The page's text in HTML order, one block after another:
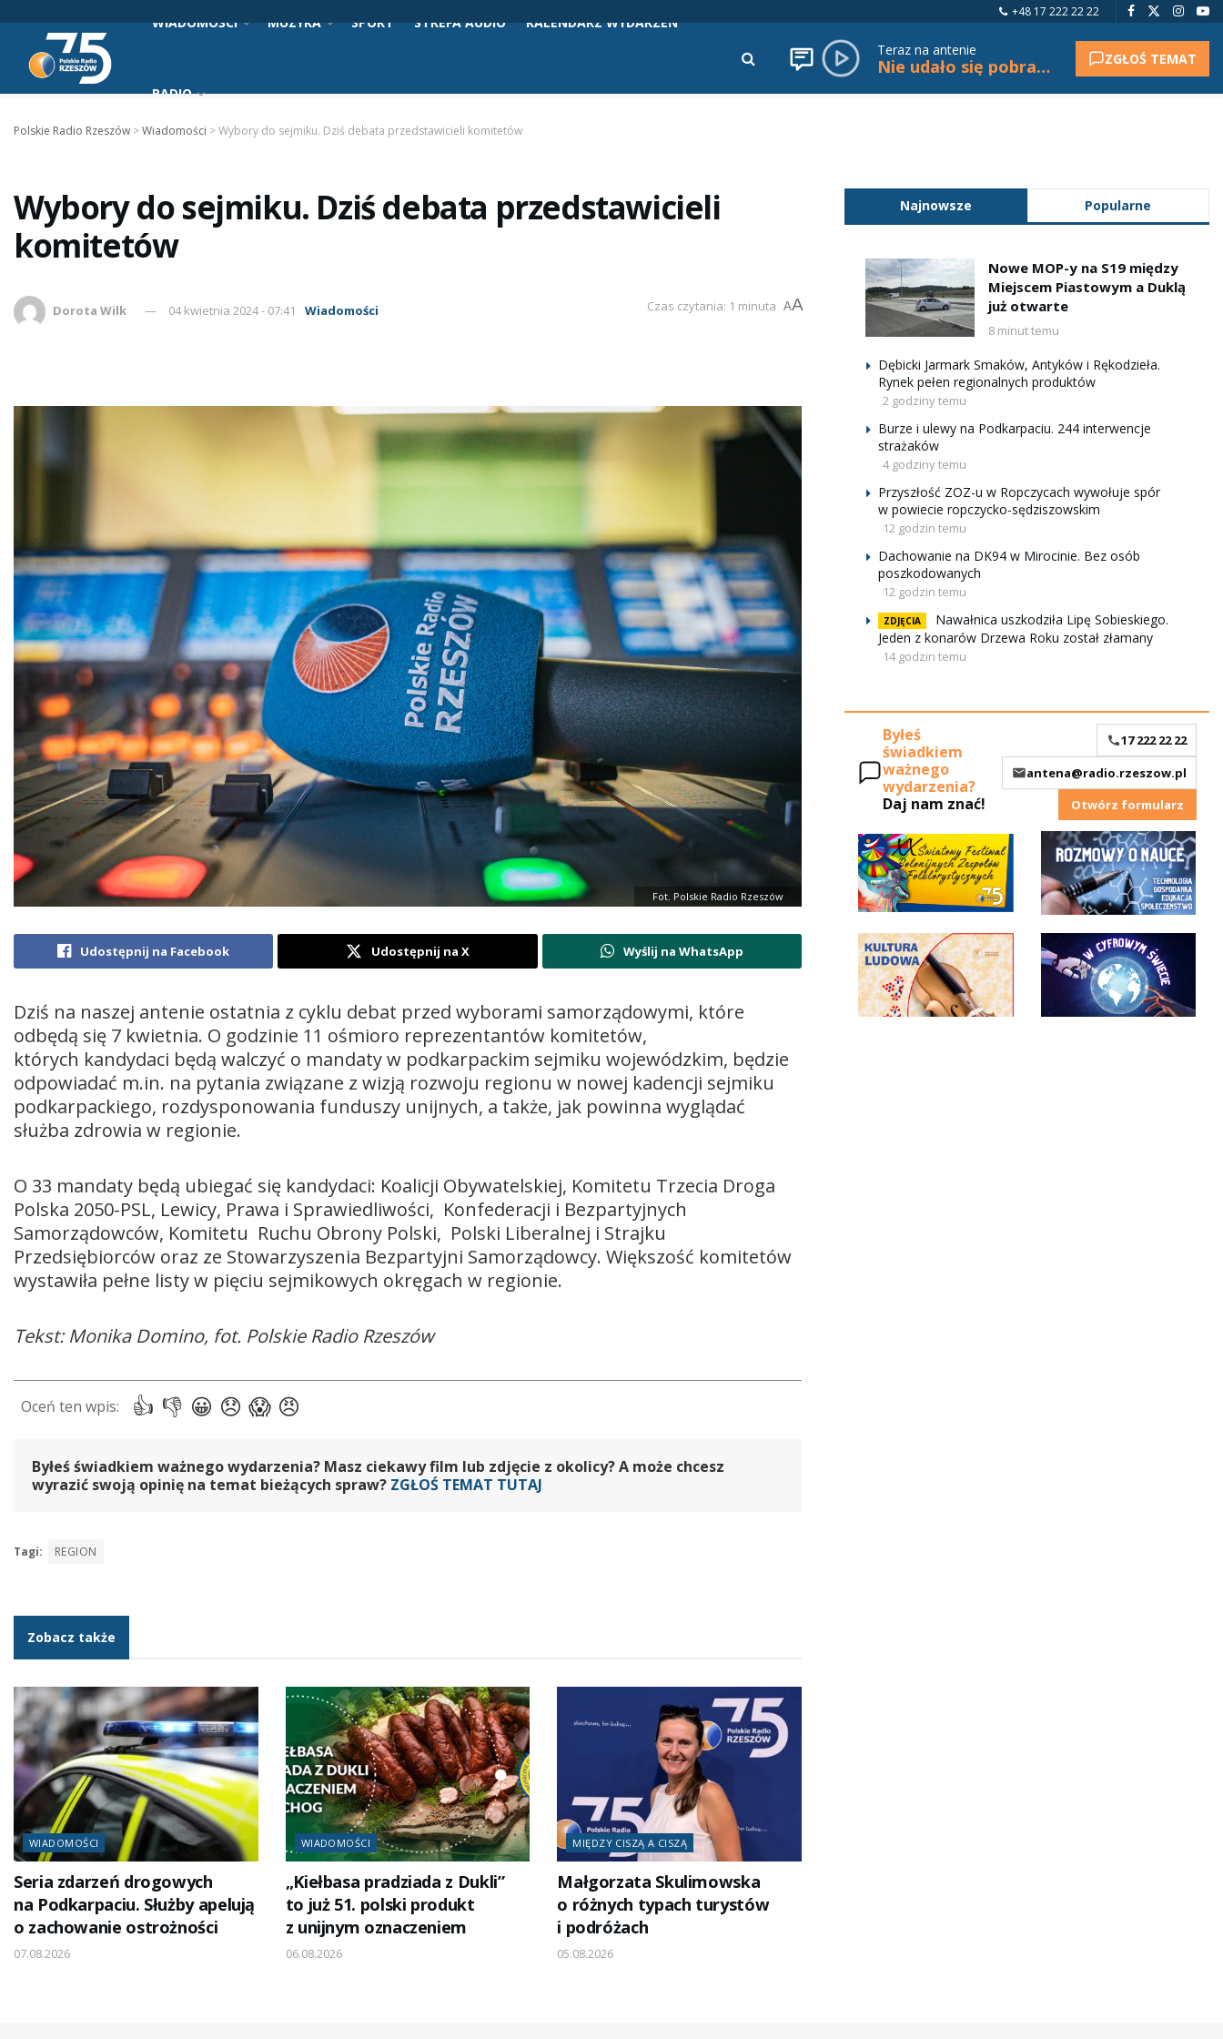
+48 17 222 22 22
WIADOMOŚCI MUZYKA SPORT STREFA AUDIO KALENDARZ WYDARZEŃ
RADIO
Teraz na antenie
Nie udało się pobrać tytułu. ZGŁOŚ TEMAT
Polskie Radio Rzeszów >Wiadomości >Wybory do sejmiku. Dziś debata przedstawicieli komitetów
Wybory do sejmiku. Dziś debata przedstawicieli
komitetów
Dorota Wilk 04 kwietnia 2024 - 07:41 Wiadomości Czas czytania: 1 minuta AA
Fot. Polskie Radio Rzeszów
Udostępnij na Facebook Udostępnij na X Wyślij na WhatsApp
Dziś na naszej antenie ostatnia z cyklu debat przed wyborami samorządowymi, które
odbędą się 7 kwietnia. O godzinie 11 ośmioro reprezentantów komitetów,
których kandydaci będą walczyć o mandaty w podkarpackim sejmiku wojewódzkim, będzie
odpowiadać m.in. na pytania związane z wizją rozwoju regionu w nowej kadencji sejmiku
podkarpackiego, rozdysponowania funduszy unijnych, a także, jak powinna wyglądać
służba zdrowia w regionie.
O 33 mandaty będą ubiegać się kandydaci: Koalicji Obywatelskiej, Komitetu Trzecia Droga
Polska 2050-PSL, Lewicy, Prawa i Sprawiedliwości, Konfederacji i Bezpartyjnych
Samorządowców, Komitetu Ruchu Obrony Polski, Polski Liberalnej i Strajku
Przedsiębiorców oraz ze Stowarzyszenia Bezpartyjni Samorządowcy. Większość komitetów
wystawiła pełne listy w pięciu sejmikowych okręgach w regionie.
Tekst: Monika Domino, fot. Polskie Radio Rzeszów
Byłeś świadkiem ważnego wydarzenia? Masz ciekawy film lub zdjęcie z okolicy? A może chcesz
wyrazić swoją opinię na temat bieżących spraw? ZGŁOŚ TEMAT TUTAJ
Tagi: REGION
Zobacz także
WIADOMOŚCI
Seria zdarzeń drogowych
na Podkarpaciu. Służby apelują
o zachowanie ostrożności
07.08.2026
WIADOMOŚCI
„Kiełbasa pradziada z Dukli”
to już 51. polski produkt
z unijnym oznaczeniem
06.08.2026
MIĘDZY CISZĄ A CISZĄ
Małgorzata Skulimowska
o różnych typach turystów
i podróżach
05.08.2026
Najnowsze Popularne
Nowe MOP-y na S19 między
Miejscem Piastowym a Duklą
już otwarte
8 minut temu
Dębicki Jarmark Smaków, Antyków i Rękodzieła.
Rynek pełen regionalnych produktów
2 godziny temu
Burze i ulewy na Podkarpaciu. 244 interwencje
strażaków
4 godziny temu
Przyszłość ZOZ-u w Ropczycach wywołuje spór
w powiecie ropczycko-sędziszowskim
12 godzin temu
Dachowanie na DK94 w Mirocinie. Bez osób
poszkodowanych
12 godzin temu
ZDJĘCIA
Nawałnica uszkodziła Lipę Sobieskiego.
Jeden z konarów Drzewa Roku został złamany
14 godzin temu
Byłeś
świadkiem
ważnego
wydarzenia?
Daj nam znać!
17 222 22 22
antena@radio.rzeszow.pl
Otwórz formularz